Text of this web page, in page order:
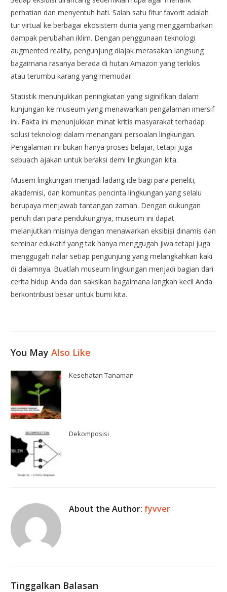
perhatian dan menyentuh hati. Salah satu fitur favorit adalah
tur virtual ke berbagai ekosistem dunia yang menggambarkan
dampak perubahan iklim. Dengan penggunaan teknologi
augmented reality, pengunjung diajak merasakan langsung
bagaimana rasanya berada di hutan Amazon yang terkikis
atau terumbu karang yang memudar.
Statistik menunjukkan peningkatan yang siginifikan dalam
kunjungan ke museum yang menawarkan pengalaman imersif
ini. Fakta ini menunjukkan minat kritis masyarakat terhadap
solusi teknologi dalam menangani persoalan lingkungan.
Pengalaman ini bukan hanya proses belajar, tetapi juga
sebuach ajakan untuk beraksi demi lingkungan kita.
Musem lingkungan menjadi ladang ide bagi para peneliti,
akademisi, dan komunitas pencinta lingkungan yang selalu
berupaya menjawab tantangan zaman. Dengan dukungan
penuh dari para pendukungnya, museum ini dapat
melanjutkan misinya dengan menawarkan eksibisi dinamis dan
seminar edukatif yang tak hanya menggugah jiwa tetapi juga
menggugah nalar setiap pengunjung yang melangkahkan kaki
di dalamnya. Buatlah museum lingkungan menjadi bagian dari
cerita hidup Anda dan saksikan bagaimana langkah kecil Anda
berkontribusi besar untuk bumi kita.
You MayAlso Like
Kesehatan Tanaman
Dekomposisi
About the Author: fyvver
Tinggalkan Balasan